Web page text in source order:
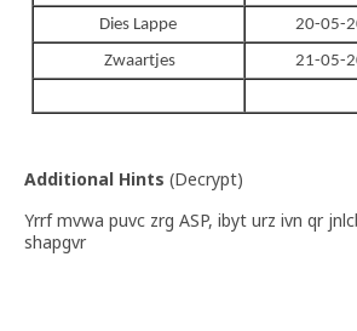
Dies Lappe
20-05-
Zwaartjes
21-05-
Additional Hints (Decrypt)
Yrrf mvwa puvc zrg ASP, ibyt urz ivn qr
shapgvr